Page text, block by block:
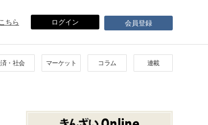
ちら ログイン 会員登録
・社会 マーケット コラム 連載